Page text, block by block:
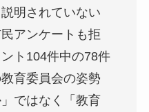
明されていない
アンケートも拒
ト104件中の78件
育委員会の姿勢
ではなく「教育